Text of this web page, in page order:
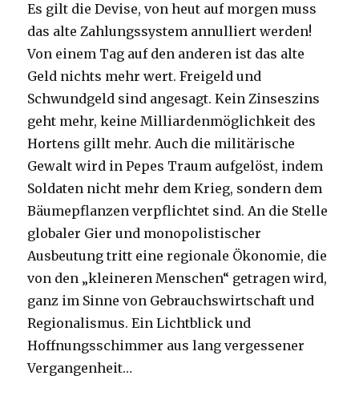
Es gilt die Devise, von heut auf morgen muss
das alte Zahlungssystem annulliert werden!
Von einem Tag auf den anderen ist das alte
Geld nichts mehr wert. Freigeld und
Schwundgeld sind angesagt. Kein Zinseszins
geht mehr, keine Milliardenmöglichkeit des
Hortens gillt mehr. Auch die militärische
Gewalt wird in Pepes Traum aufgelöst, indem
Soldaten nicht mehr dem Krieg, sondern dem
Bäumepflanzen verpflichtet sind. An die Stelle
globaler Gier und monopolistischer
Ausbeutung tritt eine regionale Ökonomie, die
von den „kleineren Menschen“ getragen wird,
ganz im Sinne von Gebrauchswirtschaft und
Regionalismus. Ein Lichtblick und
Hoffnungsschimmer aus lang vergessener
Vergangenheit…